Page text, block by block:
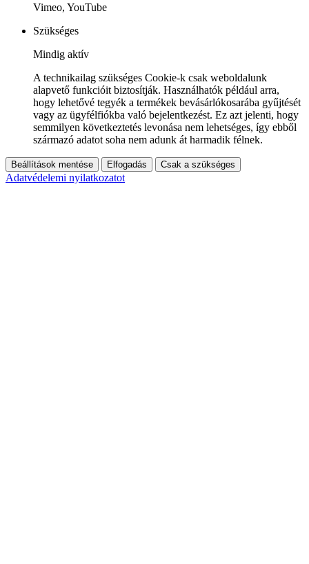
Vimeo, YouTube
Szükséges
Mindig aktív
A technikailag szükséges Cookie-k csak weboldalunk
alapvető funkcióit biztosítják. Használhatók például arra,
hogy lehetővé tegyék a termékek bevásárlókosarába gyűjtését
vagy az ügyfélfiókba való bejelentkezést. Ez azt jelenti, hogy
semmilyen következtetés levonása nem lehetséges, így ebből
származó adatot soha nem adunk át harmadik félnek.
Beállítások mentése Elfogadás Csak a szükséges
Adatvédelemi nyilatkozatot